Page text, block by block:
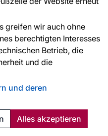
greifen wir auch ohne
berechtigten Interesses
Betrieb, die
und die
und deren
Alles akzeptieren
363164, Tiny Treasures,